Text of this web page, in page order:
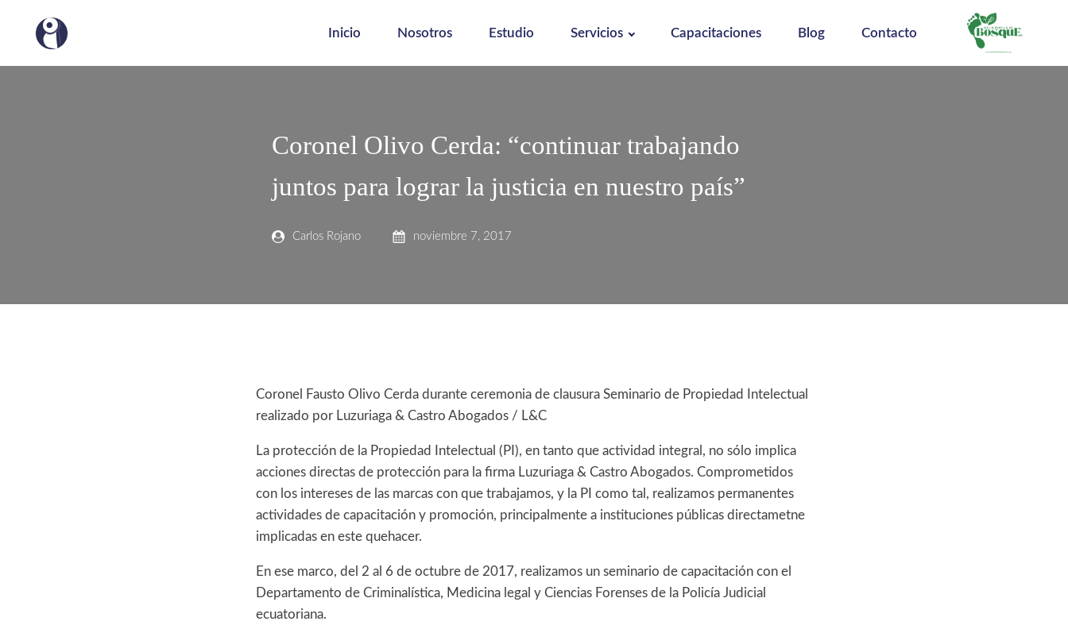
Inicio Nosotros Estudio Servicios Capacitaciones Blog Contacto
Coronel Olivo Cerda: “continuar trabajando
juntos para lograr la justicia en nuestro país”
Carlos Rojano noviembre 7, 2017
Coronel Fausto Olivo Cerda durante ceremonia de clausura Seminario de Propiedad Intelectual
realizado por Luzuriaga & Castro Abogados / L&C
La protección de la Propiedad Intelectual (PI), en tanto que actividad integral, no sólo implica
acciones directas de protección para la firma Luzuriaga & Castro Abogados. Comprometidos
con los intereses de las marcas con que trabajamos, y la PI como tal, realizamos permanentes
actividades de capacitación y promoción, principalmente a instituciones públicas directametne
implicadas en este quehacer.
En ese marco, del 2 al 6 de octubre de 2017, realizamos un seminario de capacitación con el
Departamento de Criminalística, Medicina legal y Ciencias Forenses de la Policía Judicial
ecuatoriana.